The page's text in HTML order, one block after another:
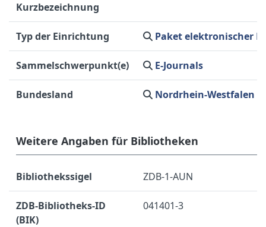
Kurzbezeichnung
Typ der Einrichtung Paket elektronischer
Sammelschwerpunkt(e) E-Journals
Bundesland Nordrhein-Westfalen
Weitere Angaben für Bibliotheken
Bibliothekssigel ZDB-1-AUN
ZDB-Bibliotheks-ID
(BIK)
041401-3